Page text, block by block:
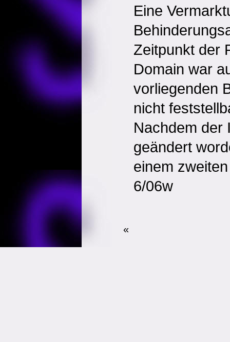
Eine
Zeitpunkt der
Domain war
vorliegenden
nicht
Nachdem der
geändert
einem
6/06w
«